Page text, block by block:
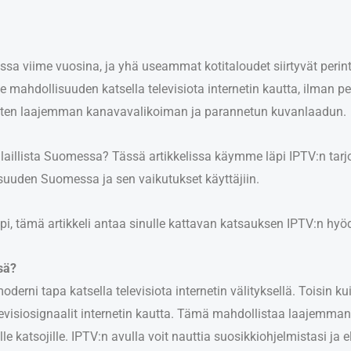
viime vuosina, ja yhä useammat kotitaloudet siirtyvät
mahdollisuuden katsella televisiota internetin kautta, ilman
laajemman kanavavalikoiman ja parannetun kuvanlaadun.
Suomessa? Tässä artikkelissa käymme läpi IPTV:n
Suomessa ja sen vaikutukset käyttäjiin.
tämä artikkeli antaa sinulle kattavan katsauksen IPTV:n
tapa katsella televisiota internetin välityksellä. Toisin
internetin kautta. Tämä mahdollistaa
katsojille. IPTV:n avulla voit nauttia suosikkiohjelmistasi ja